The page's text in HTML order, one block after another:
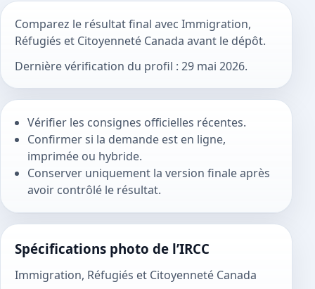
Comparez le résultat final avec Immigration,
Réfugiés et Citoyenneté Canada avant le dépôt.
Dernière vérification du profil : 29 mai 2026.
Vérifier les consignes officielles récentes.
Confirmer si la demande est en ligne,
imprimée ou hybride.
Conserver uniquement la version finale après
avoir contrôlé le résultat.
Spécifications photo de l’IRCC
Immigration, Réfugiés et Citoyenneté Canada